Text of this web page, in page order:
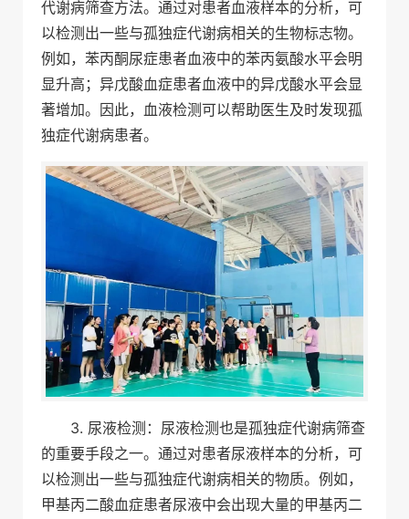
代谢病筛查方法。通过对患者血液样本的分析，可
以检测出一些与孤独症代谢病相关的生物标志物。
例如，苯丙酮尿症患者血液中的苯丙氨酸水平会明
显升高；异戊酸血症患者血液中的异戊酸水平会显
著增加。因此，血液检测可以帮助医生及时发现孤
独症代谢病患者。
3. 尿液检测：尿液检测也是孤独症代谢病筛查
的重要手段之一。通过对患者尿液样本的分析，可
以检测出一些与孤独症代谢病相关的物质。例如，
甲基丙二酸血症患者尿液中会出现大量的甲基丙二